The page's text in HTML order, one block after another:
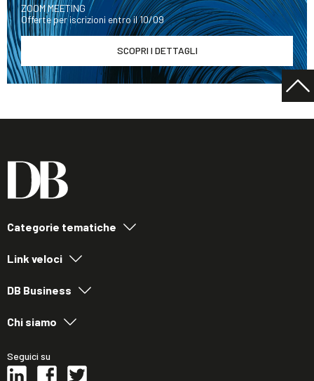
ZOOM MEETING
Offerte per iscrizioni entro il 10/09
SCOPRI I DETTAGLI
Categorie tematiche
Link veloci
DB Business
Chi siamo
Seguici su